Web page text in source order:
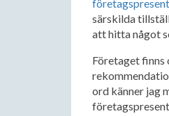
särskilda
att hitta något
Företaget finns
ord känner jag